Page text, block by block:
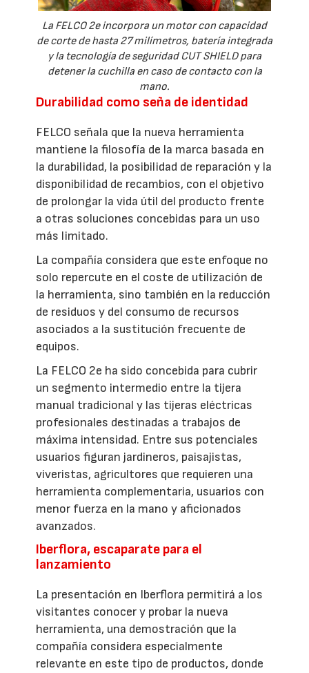
La FELCO 2e incorpora un motor con capacidad
de corte de hasta 27 milímetros, batería integrada
y la tecnología de seguridad CUT SHIELD para
detener la cuchilla en caso de contacto con la
mano.
Durabilidad como seña de identidad
FELCO señala que la nueva herramienta
mantiene la filosofía de la marca basada en
la durabilidad, la posibilidad de reparación y la
disponibilidad de recambios, con el objetivo
de prolongar la vida útil del producto frente
a otras soluciones concebidas para un uso
más limitado.
La compañía considera que este enfoque no
solo repercute en el coste de utilización de
la herramienta, sino también en la reducción
de residuos y del consumo de recursos
asociados a la sustitución frecuente de
equipos.
La FELCO 2e ha sido concebida para cubrir
un segmento intermedio entre la tijera
manual tradicional y las tijeras eléctricas
profesionales destinadas a trabajos de
máxima intensidad. Entre sus potenciales
usuarios figuran jardineros, paisajistas,
viveristas, agricultores que requieren una
herramienta complementaria, usuarios con
menor fuerza en la mano y aficionados
avanzados.
Iberflora, escaparate para el
lanzamiento
La presentación en Iberflora permitirá a los
visitantes conocer y probar la nueva
herramienta, una demostración que la
compañía considera especialmente
relevante en este tipo de productos, donde